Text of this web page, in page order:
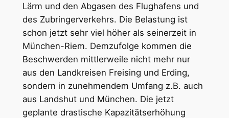
Lärm und den Abgasen des Flughafens und
des Zubringerverkehrs. Die Belastung ist
schon jetzt sehr viel höher als seinerzeit in
München-Riem. Demzufolge kommen die
Beschwerden mittlerweile nicht mehr nur
aus den Landkreisen Freising und Erding,
sondern in zunehmendem Umfang z.B. auch
aus Landshut und München. Die jetzt
geplante drastische Kapazitätserhöhung